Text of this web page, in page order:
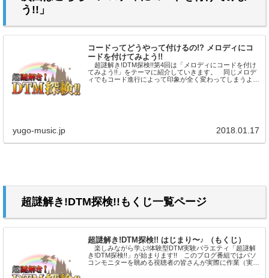
う!!」
コードってどうやって付けるの!? メロディにコ
ードを付けてみよう!!
超謎解き!DTM探検!!第4回は「メロディにコードを付け
てみよう!!」をテーマに紹介していきます。 同じメロデ
ィでもコード進行によって印象が全く変わってしまうよう
yugo-music.jp 2018.01.17
超謎解き!DTM探検!!もくじ一覧ページ
超謎解き!DTM探検!! はじまり〜♪ （もくじ）
楽しみながら学ぶ!体験型DTM実験バラエティ「超謎解
き!DTM探検!!」が始まります!! このブログ番組ではパソ
コンモニターを眺める視聴者の皆さんが実際に作業（実